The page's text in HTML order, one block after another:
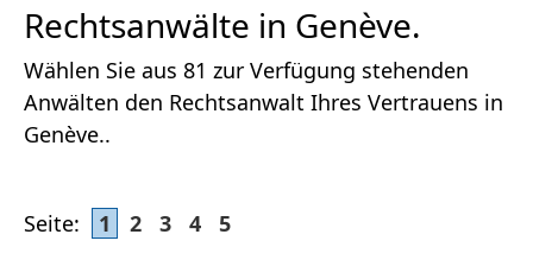
Rechtsanwälte in Genève.
Wählen Sie aus 81 zur Verfügung stehenden
Anwälten den Rechtsanwalt Ihres Vertrauens in
Genève..
Seite: 1 2 3 4 5